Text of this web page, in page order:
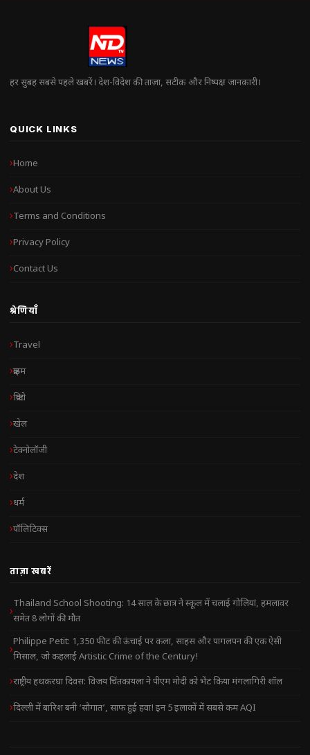
हर सुबह सबसे पहले खबरें। देश-विदेश की ताज़ा, सटीक और निष्पक्ष जानकारी।
QUICK LINKS
Home
About Us
Terms and Conditions
Privacy Policy
Contact Us
श्रेणियाँ
Travel
क्राइम
क्रिप्टो
खेल
टेक्नोलॉजी
देश
धर्म
पॉलिटिक्स
ताज़ा खबरें
Thailand School Shooting: 14 साल के छात्र ने स्कूल में चलाई गोलियां, हमलावर
समेत 8 लोगों की मौत
Philippe Petit: 1,350 फीट की ऊंचाई पर कला, साहस और पागलपन की एक ऐसी
मिसाल, जो कहलाई Artistic Crime of the Century!
राष्ट्रीय हथकरघा दिवस: विजय चिंतकायला ने पीएम मोदी को भेंट किया मंगलागिरी शॉल
दिल्ली में बारिश बनी ‘सौगात’, साफ हुई हवा! इन 5 इलाकों में सबसे कम AQI